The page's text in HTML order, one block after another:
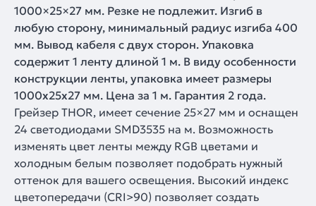
1000×25×27 мм. Резке не подлежит. Изгиб в
любую сторону, минимальный радиус изгиба 400
мм. Вывод кабеля с двух сторон. Упаковка
содержит 1 ленту длиной 1 м. В виду особенности
конструкции ленты, упаковка имеет размеры
1000x25x27 мм. Цена за 1 м. Гарантия 2 года.
Грейзер THOR, имеет сечение 25×27 мм и оснащен
24 светодиодами SMD3535 на м. Возможность
изменять цвет ленты между RGB цветами и
холодным белым позволяет подобрать нужный
оттенок для вашего освещения. Высокий индекс
цветопередачи (CRI>90) позволяет создать